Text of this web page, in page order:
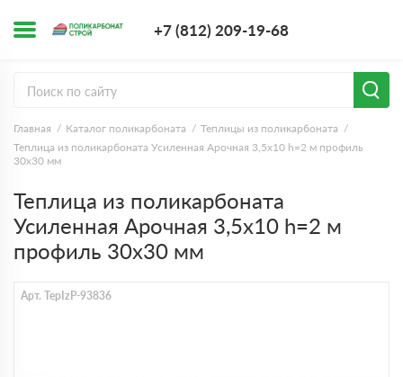
+7 (812) 209-19-68
Главная Каталог поликарбоната
Теплицы из поликарбоната
Теплица из поликарбоната Усиленная Арочная 3,5х10 h=2 м профиль
30х30 мм
Теплица из поликарбоната
Усиленная Арочная 3,5х10 h=2 м
профиль 30х30 мм
Арт. TepIzP-93836